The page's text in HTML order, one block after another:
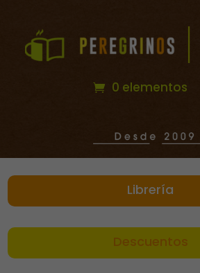
0 elementos
Librería
Descuentos